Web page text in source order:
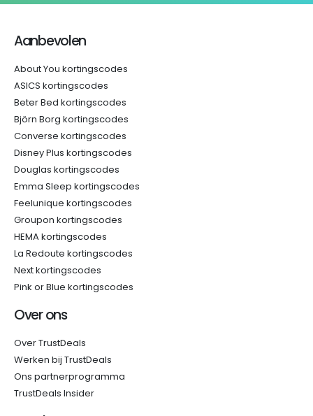
Aanbevolen
About You kortingscodes
ASICS kortingscodes
Beter Bed kortingscodes
Björn Borg kortingscodes
Converse kortingscodes
Disney Plus kortingscodes
Douglas kortingscodes
Emma Sleep kortingscodes
Feelunique kortingscodes
Groupon kortingscodes
HEMA kortingscodes
La Redoute kortingscodes
Next kortingscodes
Pink or Blue kortingscodes
Over ons
Over TrustDeals
Werken bij TrustDeals
Ons partnerprogramma
TrustDeals Insider